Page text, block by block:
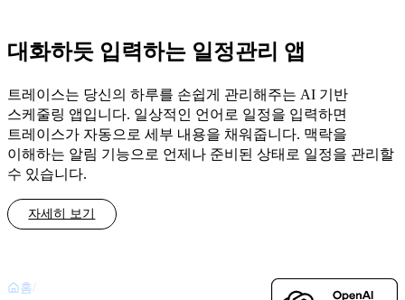
대화하듯 입력하는 일정관리 앱
트레이스는 당신의 하루를 손쉽게 관리해주는 AI 기반
스케줄링 앱입니다. 일상적인 언어로 일정을 입력하면
트레이스가 자동으로 세부 내용을 채워줍니다. 맥락을
이해하는 알림 기능으로 언제나 준비된 상태로 일정을 관리할
수 있습니다.
자세히 보기
홈/